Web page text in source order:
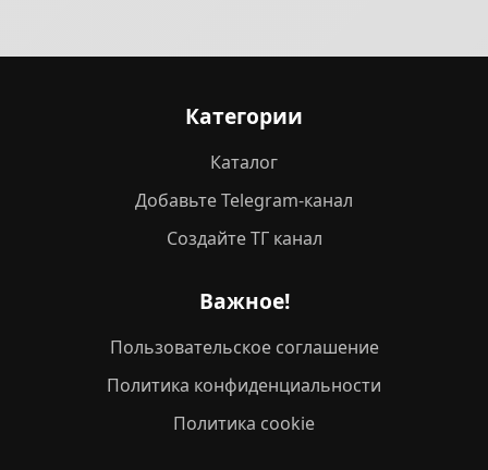
Категории
Каталог
Добавьте Telegram-канал
Создайте ТГ канал
Важное!
Пользовательское соглашение
Политика конфиденциальности
Политика cookie